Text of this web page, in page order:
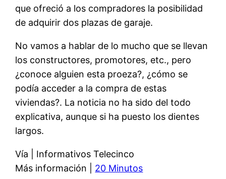
que ofreció a los compradores la posibilidad
de adquirir dos plazas de garaje.
No vamos a hablar de lo mucho que se llevan
los constructores, promotores, etc., pero
¿conoce alguien esta proeza?, ¿cómo se
podía acceder a la compra de estas
viviendas?. La noticia no ha sido del todo
explicativa, aunque si ha puesto los dientes
largos.
Vía | Informativos Telecinco
Más información | 20 Minutos